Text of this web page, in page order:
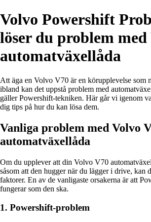
Volvo Powershift
löser du problem med
automatväxellåda
Att äga en Volvo V70 är en körupplevelse som
ibland kan det uppstå problem med
gäller Powershift-tekniken. Här går vi igenom
dig tips på hur du kan lösa dem.
Vanliga problem med Volvo
automatväxellåda
Om du upplever att din Volvo V70
såsom att den hugger när du lägger i drive, kan
faktorer. En av de vanligaste orsakerna är att
fungerar som den ska.
1. Powershift-problem